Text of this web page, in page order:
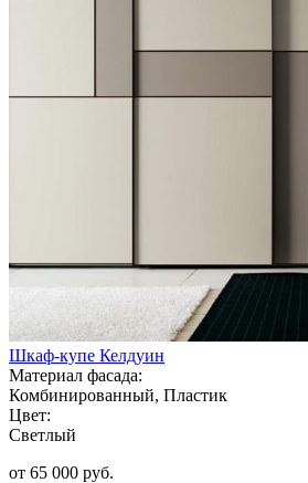
Шкаф-купе Келдуин
Материал фасада:
Комбинированный, Пластик
Цвет:
Светлый
от 65 000 руб.